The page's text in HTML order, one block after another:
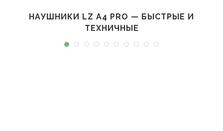
НАУШНИКИ LZ A4 PRO — БЫСТРЫЕ И
ТЕХНИЧНЫЕ